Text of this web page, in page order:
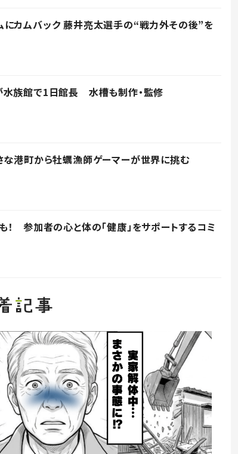
カムバック 藤井亮太選手の“戦力外その後”を
水族館で1日館長 水槽も制作・監修
港町から牡蠣漁師ゲーマーが世界に挑む
！ 参加者の心と体の「健康」をサポートするコミ